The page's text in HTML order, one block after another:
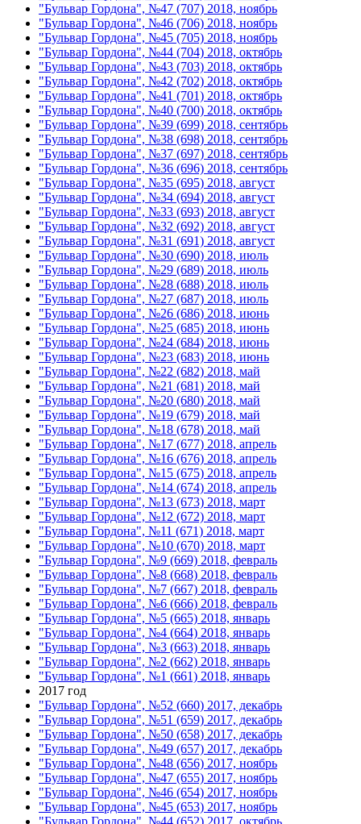
"Бульвар Гордона", №47 (707) 2018, ноябрь
"Бульвар Гордона", №46 (706) 2018, ноябрь
"Бульвар Гордона", №45 (705) 2018, ноябрь
"Бульвар Гордона", №44 (704) 2018, октябрь
"Бульвар Гордона", №43 (703) 2018, октябрь
"Бульвар Гордона", №42 (702) 2018, октябрь
"Бульвар Гордона", №41 (701) 2018, октябрь
"Бульвар Гордона", №40 (700) 2018, октябрь
"Бульвар Гордона", №39 (699) 2018, сентябрь
"Бульвар Гордона", №38 (698) 2018, сентябрь
"Бульвар Гордона", №37 (697) 2018, сентябрь
"Бульвар Гордона", №36 (696) 2018, сентябрь
"Бульвар Гордона", №35 (695) 2018, август
"Бульвар Гордона", №34 (694) 2018, август
"Бульвар Гордона", №33 (693) 2018, август
"Бульвар Гордона", №32 (692) 2018, август
"Бульвар Гордона", №31 (691) 2018, август
"Бульвар Гордона", №30 (690) 2018, июль
"Бульвар Гордона", №29 (689) 2018, июль
"Бульвар Гордона", №28 (688) 2018, июль
"Бульвар Гордона", №27 (687) 2018, июль
"Бульвар Гордона", №26 (686) 2018, июнь
"Бульвар Гордона", №25 (685) 2018, июнь
"Бульвар Гордона", №24 (684) 2018, июнь
"Бульвар Гордона", №23 (683) 2018, июнь
"Бульвар Гордона", №22 (682) 2018, май
"Бульвар Гордона", №21 (681) 2018, май
"Бульвар Гордона", №20 (680) 2018, май
"Бульвар Гордона", №19 (679) 2018, май
"Бульвар Гордона", №18 (678) 2018, май
"Бульвар Гордона", №17 (677) 2018, апрель
"Бульвар Гордона", №16 (676) 2018, апрель
"Бульвар Гордона", №15 (675) 2018, апрель
"Бульвар Гордона", №14 (674) 2018, апрель
"Бульвар Гордона", №13 (673) 2018, март
"Бульвар Гордона", №12 (672) 2018, март
"Бульвар Гордона", №11 (671) 2018, март
"Бульвар Гордона", №10 (670) 2018, март
"Бульвар Гордона", №9 (669) 2018, февраль
"Бульвар Гордона", №8 (668) 2018, февраль
"Бульвар Гордона", №7 (667) 2018, февраль
"Бульвар Гордона", №6 (666) 2018, февраль
"Бульвар Гордона", №5 (665) 2018, январь
"Бульвар Гордона", №4 (664) 2018, январь
"Бульвар Гордона", №3 (663) 2018, январь
"Бульвар Гордона", №2 (662) 2018, январь
"Бульвар Гордона", №1 (661) 2018, январь
2017 год
"Бульвар Гордона", №52 (660) 2017, декабрь
"Бульвар Гордона", №51 (659) 2017, декабрь
"Бульвар Гордона", №50 (658) 2017, декабрь
"Бульвар Гордона", №49 (657) 2017, декабрь
"Бульвар Гордона", №48 (656) 2017, ноябрь
"Бульвар Гордона", №47 (655) 2017, ноябрь
"Бульвар Гордона", №46 (654) 2017, ноябрь
"Бульвар Гордона", №45 (653) 2017, ноябрь
"Бульвар Гордона", №44 (652) 2017, октябрь